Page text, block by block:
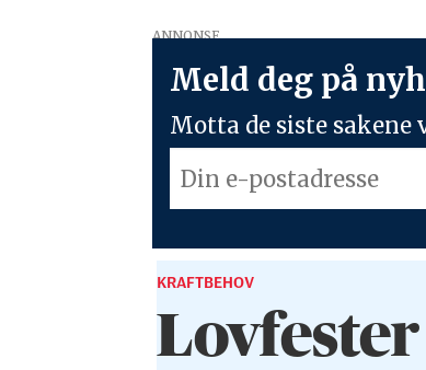
ANNONSE
Meld deg på
Motta de siste sakene
KRAFTBEHOV
Lovfester